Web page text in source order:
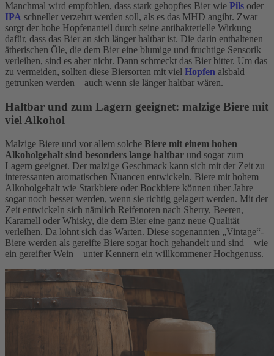
Manchmal wird empfohlen, dass stark gehopftes Bier wie Pils oder
IPA schneller verzehrt werden soll, als es das MHD angibt. Zwar
sorgt der hohe Hopfenanteil durch seine antibakterielle Wirkung
dafür, dass das Bier an sich länger haltbar ist. Die darin enthaltenen
ätherischen Öle, die dem Bier eine blumige und fruchtige Sensorik
verleihen, sind es aber nicht. Dann schmeckt das Bier bitter. Um das
zu vermeiden, sollten diese Biersorten mit viel Hopfen alsbald
getrunken werden – auch wenn sie länger haltbar wären.
Haltbar und zum Lagern geeignet: malzige Biere mit
viel Alkohol
Malzige Biere und vor allem solche Biere mit einem hohen
Alkoholgehalt sind besonders lange haltbar und sogar zum
Lagern geeignet. Der malzige Geschmack kann sich mit der Zeit zu
interessanten aromatischen Nuancen entwickeln. Biere mit hohem
Alkoholgehalt wie Starkbiere oder Bockbiere können über Jahre
sogar noch besser werden, wenn sie richtig gelagert werden. Mit der
Zeit entwickeln sich nämlich Reifenoten nach Sherry, Beeren,
Karamell oder Whisky, die dem Bier eine ganz neue Qualität
verleihen. Da lohnt sich das Warten. Diese sogenannten „Vintage“-
Biere werden als gereifte Biere sogar hoch gehandelt und sind – wie
ein gereifter Wein – unter Kennern ein willkommener Hochgenuss.